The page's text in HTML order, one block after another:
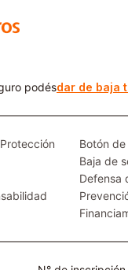
podésdar de baja
Botón
Baja de
Defensa